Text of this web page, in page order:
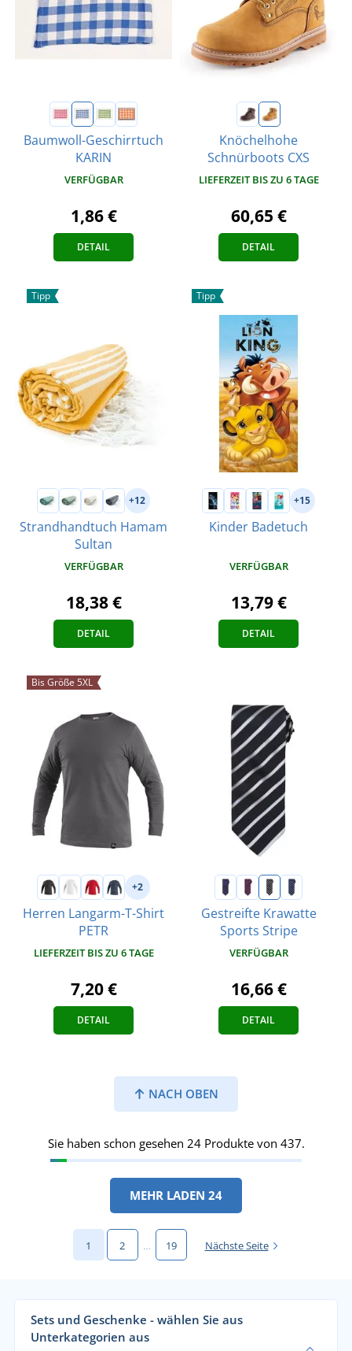
Baumwoll-Geschirrtuch
KARIN
VERFÜGBAR
1,86 €
DETAIL
Knöchelhohe
Schnürboots CXS
LIEFERZEIT BIS ZU 6 TAGE
60,65 €
DETAIL
Tipp
+12
Strandhandtuch Hamam
Sultan
VERFÜGBAR
18,38 €
DETAIL
Tipp
+15
Kinder Badetuch
VERFÜGBAR
13,79 €
DETAIL
Bis Größe 5XL
+2
Herren Langarm-T-Shirt
PETR
LIEFERZEIT BIS ZU 6 TAGE
7,20 €
DETAIL
Gestreifte Krawatte
Sports Stripe
VERFÜGBAR
16,66 €
DETAIL
NACH OBEN
Sie haben schon gesehen 24 Produkte von 437.
MEHR LADEN 24
1 2 … 19 Nächste Seite
Sets und Geschenke - wählen Sie aus
Unterkategorien aus